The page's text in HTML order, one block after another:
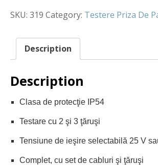
SKU: 319 Category: Testere Priza De
Description
Description
Clasa de protecţie IP54
Testare cu 2 şi 3 ţăruşi
Tensiune de ieşire selectabilă 25 V
Complet, cu set de cabluri şi ţăruşi